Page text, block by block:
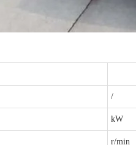
/
kW
r/min